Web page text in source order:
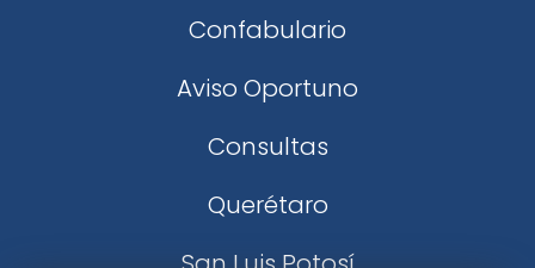
Confabulario
Aviso Oportuno
Consultas
Querétaro